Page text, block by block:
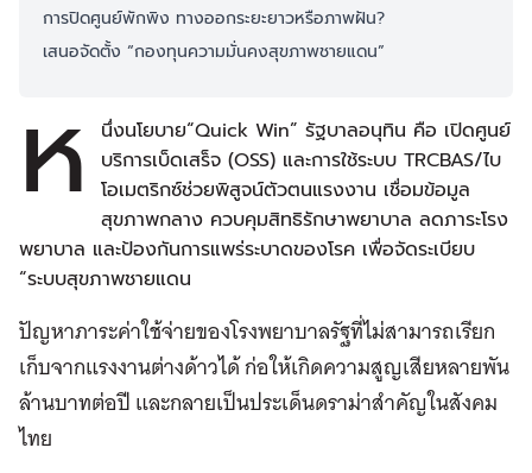
การปิดศูนย์พักพิง ทางออกระยะยาวหรือภาพฝัน?
เสนอจัดตั้ง “กองทุนความมั่นคงสุขภาพชายแดน”
ห
นึ่งนโยบาย“Quick Win” รัฐบาลอนุทิน คือ เปิดศูนย์
บริการเบ็ดเสร็จ (OSS) และการใช้ระบบ TRCBAS/ไบ
โอเมตริกซ์ช่วยพิสูจน์ตัวตนแรงงาน เชื่อมข้อมูล
สุขภาพกลาง ควบคุมสิทธิรักษาพยาบาล ลดภาระโรง
พยาบาล และป้องกันการแพร่ระบาดของโรค เพื่อจัดระเบียบ
“ระบบสุขภาพชายแดน
ปัญหาภาระค่าใช้จ่ายของโรงพยาบาลรัฐที่ไม่สามารถเรียก
เก็บจากแรงงานต่างด้าวได้ ก่อให้เกิดความสูญเสียหลายพัน
ล้านบาทต่อปี และกลายเป็นประเด็นดราม่าสำคัญในสังคม
ไทย